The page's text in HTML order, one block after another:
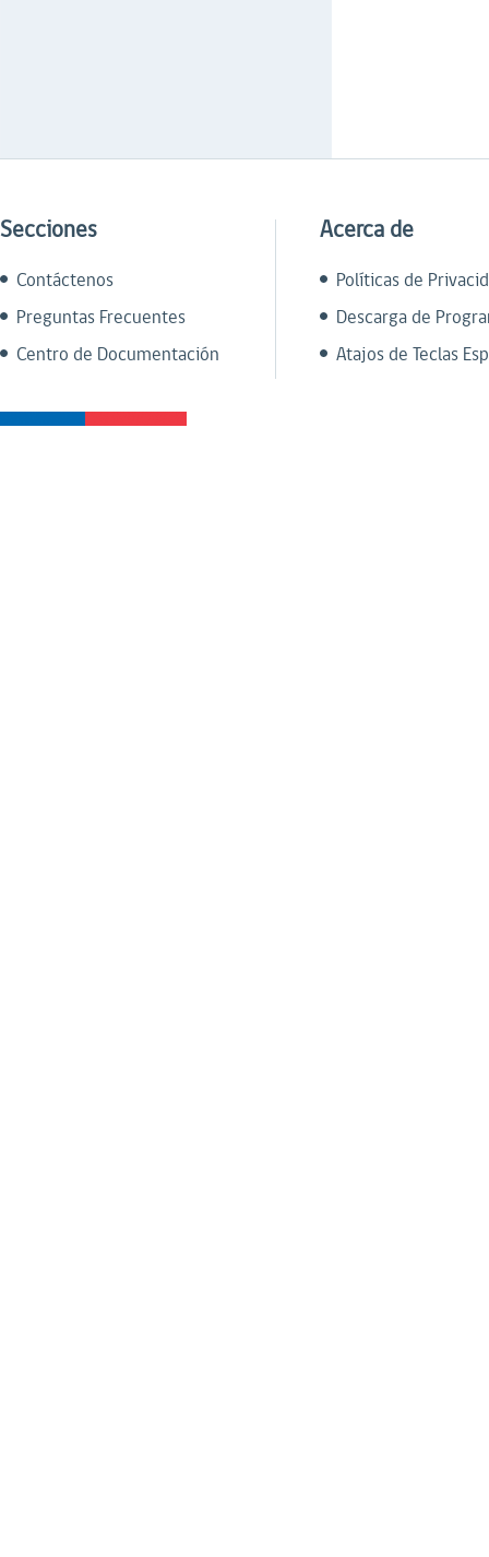
Secciones
Contáctenos
Preguntas Frecuentes
Centro de Documentación
Acerca de
Políticas de
Descarga de
Atajos de Teclas